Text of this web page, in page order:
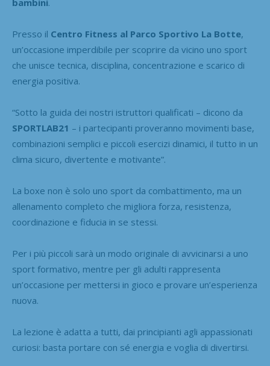
bambini.
Presso il Centro Fitness al Parco Sportivo La Botte,
un’occasione imperdibile per scoprire da vicino uno sport
che unisce tecnica, disciplina, concentrazione e scarico di
energia positiva.
“Sotto la guida dei nostri istruttori qualificati – dicono da
SPORTLAB21 – i partecipanti proveranno movimenti base,
combinazioni semplici e piccoli esercizi dinamici, il tutto in un
clima sicuro, divertente e motivante”.
La boxe non è solo uno sport da combattimento, ma un
allenamento completo che migliora forza, resistenza,
coordinazione e fiducia in se stessi.
Per i più piccoli sarà un modo originale di avvicinarsi a uno
sport formativo, mentre per gli adulti rappresenta
un’occasione per mettersi in gioco e provare un’esperienza
nuova.
La lezione è adatta a tutti, dai principianti agli appassionati
curiosi: basta portare con sé energia e voglia di divertirsi.